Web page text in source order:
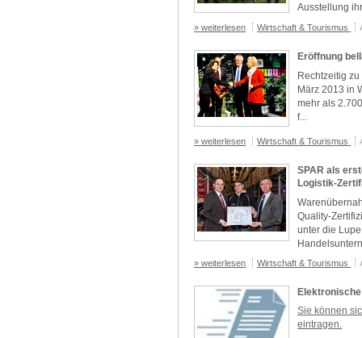
Ausstellung
» weiterlesen Wirtschaft & Tourismus
Eröffnung
Rechtzeitig
März 2013 in
mehr als
f...
» weiterlesen Wirtschaft & Tourismus
SPAR als
Logistik-
Quality-
unter die
» weiterlesen Wirtschaft & Tourismus
Sie können
eintragen.